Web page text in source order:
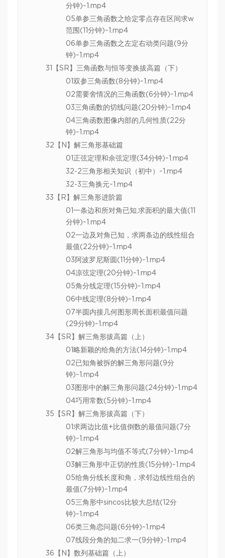
分钟)~1.mp4
05单参三角函数之给定零点存在区间求w
范围(11分钟)~1.mp4
06单参三角函数之左定右动类问题(9分
钟)~1.mp4
31【SR】三角函数与恒等变换拔高篇（下）
01双参三角函数(8分钟)~1.mp4
02需要舍情况的三角函数(6分钟)~1.mp4
03三角函数的切线问题(20分钟)~1.mp4
04三角函数图像内部的几何性质(22分
钟)~1.mp4
32【N】解三角形基础篇
01正弦定理和余弦定理(34分钟)~1.mp4
32-2三角形相关知识（初中）~1.mp4
32-3三角换元~1.mp4
33【R】解三角形进阶篇
01一条边和所对角已知,求面积的最大值(11
分钟)~1.mp4
02一边及对角已知，求两条边的线性组合
最值(22分钟)~1.mp4
03阿波罗尼斯圆(11分钟)~1.mp4
04凉弦定理(20分钟)~1.mp4
05角分线定理(15分钟)~1.mp4
06中线定理(8分钟)~1.mp4
07半圆内接几何图形周长面积最值问题
(29分钟)~1.mp4
34【SR】解三角形拔高篇（上）
01略新颖的给角的方法(14分钟)~1.mp4
02已知角被拆的解三角形问题(9分
钟)~1.mp4
03图形中的解三角形问题(24分钟)~1.mp4
04巧用常数(5分钟)~1.mp4
35【SR】解三角形拔高篇（下）
01求两边比值+比值倒数的最值问题(7分
钟)~1.mp4
02解三角形与均值不等式(7分钟)~1.mp4
03解三角形中正切的性质(15分钟)~1.mp4
05给角分线长度和角，求邻边线性组合的
最值(7分钟)~1.mp4
05三角形中sincos比较大总结(12分
钟)~1.mp4
06类三角恋问题(6分钟)~1.mp4
07线段分角的知二求一(9分钟)~1.mp4
36【N】数列基础篇（上）